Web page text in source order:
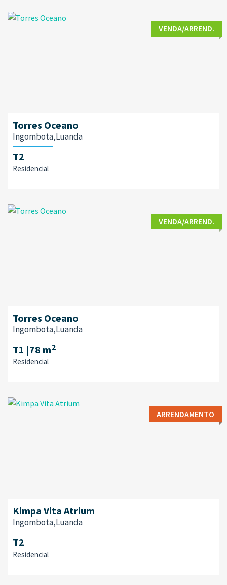
VENDA/ARREND.
Torres Oceano
Ingombota,Luanda
T2
Residencial
VENDA/ARREND.
Torres Oceano
Ingombota,Luanda
T1 |78 m2
Residencial
ARRENDAMENTO
Kimpa Vita Atrium
Ingombota,Luanda
T2
Residencial